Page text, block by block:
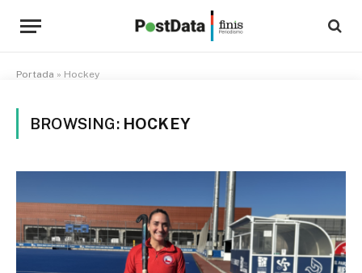
Portada » Hockey
BROWSING: HOCKEY